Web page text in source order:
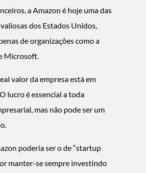
a Amazon é hoje uma das
dos Estados Unidos,
de organizações como a
Microsoft.
valor da empresa está em
lucro é essencial a toda
mas não pode ser um
poderia ser o de “startup
manter-se sempre investindo